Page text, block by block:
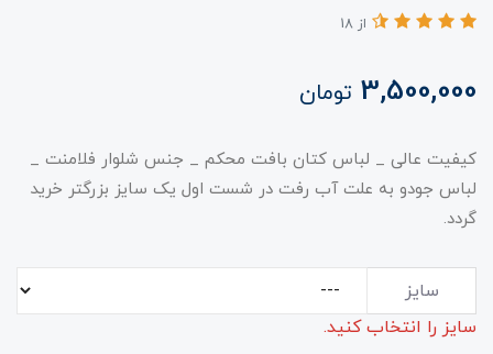
از 18
3,500,000 تومان
کیفیت عالی _ لباس کتان بافت محکم _ جنس شلوار فلامنت _
لباس جودو به علت آب رفت در شست اول یک سایز بزرگتر خرید
گردد.
سایز
سایز را انتخاب کنید.